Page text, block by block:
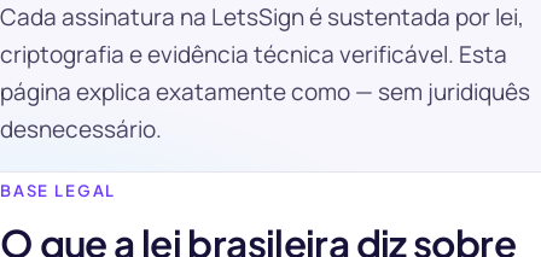
Cada assinatura na LetsSign é sustentada por lei,
criptografia e evidência técnica verificável. Esta
página explica exatamente como — sem juridiquês
desnecessário.
BASE LEGAL
O que a lei brasileira diz sobre